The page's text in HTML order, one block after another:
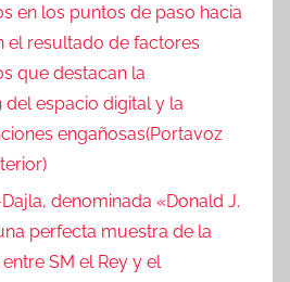
en los puntos de paso hacia
el resultado de factores
que destacan la
espacio digital y la
engañosas(Portavoz
denominada «Donald J.
perfecta muestra de la
SM el Rey y el